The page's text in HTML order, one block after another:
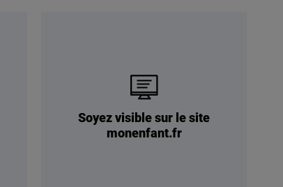
Soyez visible sur le site
monenfant.fr